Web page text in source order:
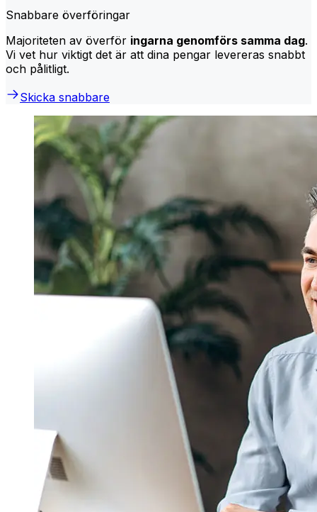
Snabbare överföringar
Majoriteten av överför ingarna genomförs samma dag.
Vi vet hur viktigt det är att dina pengar levereras snabbt
och pålitligt.
Skicka snabbare